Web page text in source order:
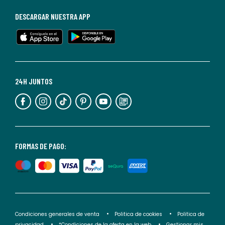
en
cualquier
Para
información,
puedes
nuestra
de
privacidad</2>.
FORMAS DE PAGO:
24H JUNTOS
DESCARGAR NUESTRA APP
Condiciones generales de venta Politica de cookies
Politica de